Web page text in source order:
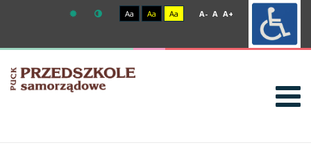
Aa Aa Aa A- A A+